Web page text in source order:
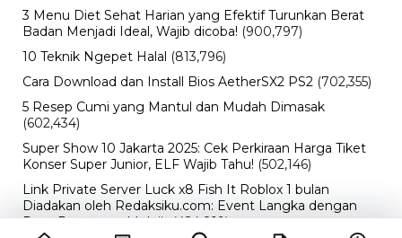
3 Menu Diet Sehat Harian yang Efektif Turunkan Berat
Badan Menjadi Ideal, Wajib dicoba! (900,797)
10 Teknik Ngepet Halal (813,796)
Cara Download dan Install Bios AetherSX2 PS2 (702,355)
5 Resep Cumi yang Mantul dan Mudah Dimasak
(602,434)
Super Show 10 Jakarta 2025: Cek Perkiraan Harga Tiket
Konser Super Junior, ELF Wajib Tahu! (502,146)
Link Private Server Luck x8 Fish It Roblox 1 bulan
Diadakan oleh Redaksiku.com: Event Langka dengan
Drop Rate yang Melejit (424,819)